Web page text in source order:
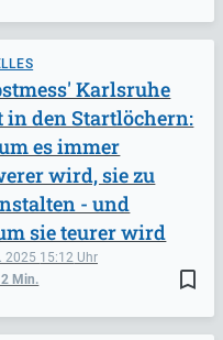
bookmark_border
2025 15:12
Min.
Karlsruhe
in den Startlöchern:
es immer
wird, sie zu
- und
sie teurer wird